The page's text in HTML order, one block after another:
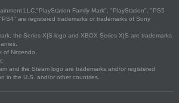
LLC."PlayStation Family Mark", "PlayStation", "PS5
are registered trademarks or trademarks of Sony
the Series X|S logo and XBOX Series X|S are trademarks
of Nintendo.
and the Steam logo are trademarks and/or registered
in the U.S. and/or other countries.